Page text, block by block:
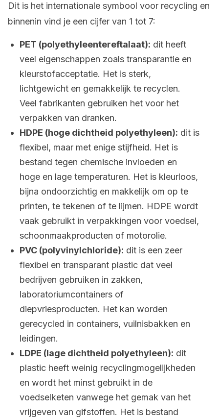
Dit is het internationale symbool voor recycling en
binnenin vind je een cijfer van 1 tot 7:
PET (polyethyleentereftalaat): dit heeft
veel eigenschappen zoals transparantie en
kleurstofacceptatie. Het is sterk,
lichtgewicht en gemakkelijk te recyclen.
Veel fabrikanten gebruiken het voor het
verpakken van dranken.
HDPE (hoge dichtheid polyethyleen): dit is
flexibel, maar met enige stijfheid. Het is
bestand tegen chemische invloeden en
hoge en lage temperaturen. Het is kleurloos,
bijna ondoorzichtig en makkelijk om op te
printen, te tekenen of te lijmen. HDPE wordt
vaak gebruikt in verpakkingen voor voedsel,
schoonmaakproducten of motorolie.
PVC (polyvinylchloride): dit is een zeer
flexibel en transparant plastic dat veel
bedrijven gebruiken in zakken,
laboratoriumcontainers of
diepvriesproducten. Het kan worden
gerecycled in containers, vuilnisbakken en
leidingen.
LDPE (lage dichtheid polyethyleen): dit
plastic heeft weinig recyclingmogelijkheden
en wordt het minst gebruikt in de
voedselketen vanwege het gemak van het
vrijgeven van gifstoffen. Het is bestand